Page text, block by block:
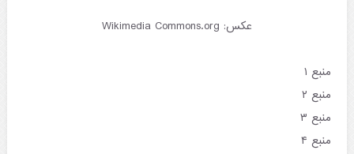
عکس: Wikimedia Commons.org
منبع ۱
منبع ۲
منبع ۳
منبع ۴